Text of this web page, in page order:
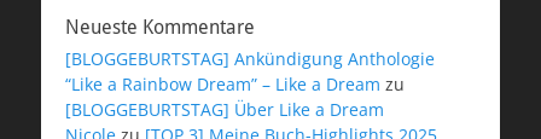
Neueste Kommentare
[BLOGGEBURTSTAG] Ankündigung Anthologie
“Like a Rainbow Dream” – Like a Dream zu
[BLOGGEBURTSTAG] Über Like a Dream
Nicole zu [TOP 3] Meine Buch-Highlights 2025